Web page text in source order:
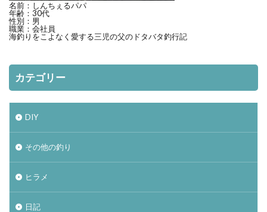
名前：しんちぇるパパ
年齢：30代
性別：男
職業：会社員
海釣りをこよなく愛する三児の父のドタバタ釣行記
カテゴリー
DIY
その他の釣り
ヒラメ
日記